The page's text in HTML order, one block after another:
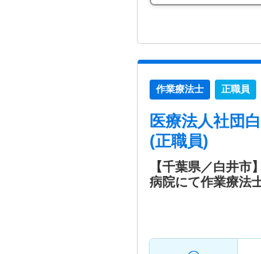
作業療法士 正職員
医療法人社団
(正職員)
【千葉県／白井市
病院にて作業療法